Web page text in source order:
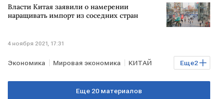
Власти Китая заявили о намерении
наращивать импорт из соседних стран
4 ноября 2021, 17:31
Еще2
Экономика Мировая экономика КИТАЙ
мировая торговля
импорт
Еще 20 материалов